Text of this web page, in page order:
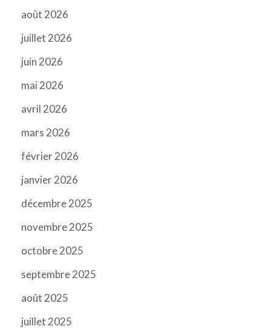
août 2026
juillet 2026
juin 2026
mai 2026
avril 2026
mars 2026
février 2026
janvier 2026
décembre 2025
novembre 2025
octobre 2025
septembre 2025
août 2025
juillet 2025